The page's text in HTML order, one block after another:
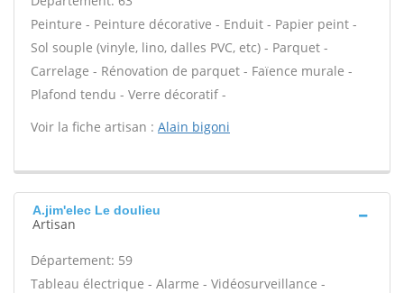
Peinture - Peinture décorative - Enduit - Papier peint -
Sol souple (vinyle, lino, dalles PVC, etc) - Parquet -
Carrelage - Rénovation de parquet - Faïence murale -
Plafond tendu - Verre décoratif -
Voir la fiche artisan : Alain bigoni
A.jim'elec Le doulieu
Artisan
Département: 59
Tableau électrique - Alarme - Vidéosurveillance -